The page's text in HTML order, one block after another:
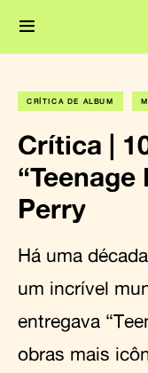
CRÍTICA DE ÁLBUM
Crítica |
Perry
Há uma
um incrível
entregava
obras mais